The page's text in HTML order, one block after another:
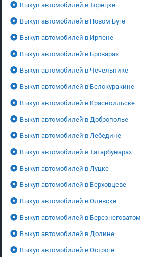
Выкуп автомобилей в Торецке
Выкуп автомобилей в Новом Буге
Выкуп автомобилей в Ирпене
Выкуп автомобилей в Броварах
Выкуп автомобилей в Чечельнике
Выкуп автомобилей в Белокуракине
Выкуп автомобилей в Красноильске
Выкуп автомобилей в Доброполье
Выкуп автомобилей в Лебедине
Выкуп автомобилей в Татарбунарах
Выкуп автомобилей в Луцке
Выкуп автомобилей в Верховцеве
Выкуп автомобилей в Олевске
Выкуп автомобилей в Березнеговатом
Выкуп автомобилей в Долине
Выкуп автомобилей в Остроге